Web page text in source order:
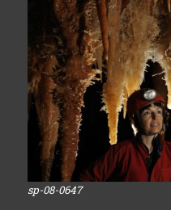
sp-08-0647